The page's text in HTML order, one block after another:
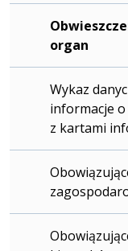
organ
Wykaz
informacje
z kartami